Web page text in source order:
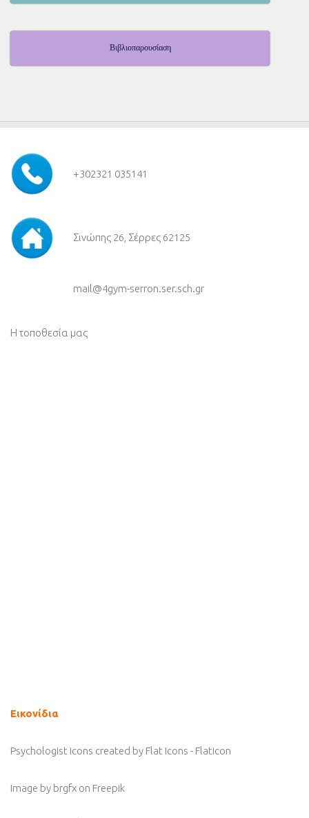
Βιβλιοπαρουσίαση
+302321 035141
Σινώπης 26, Σέρρες 62125
mail@4gym-serron.ser.sch.gr
Η τοποθεσία μας
Εικονίδια
Psychologist icons created by Flat Icons - Flaticon
Image by brgfx on Freepik